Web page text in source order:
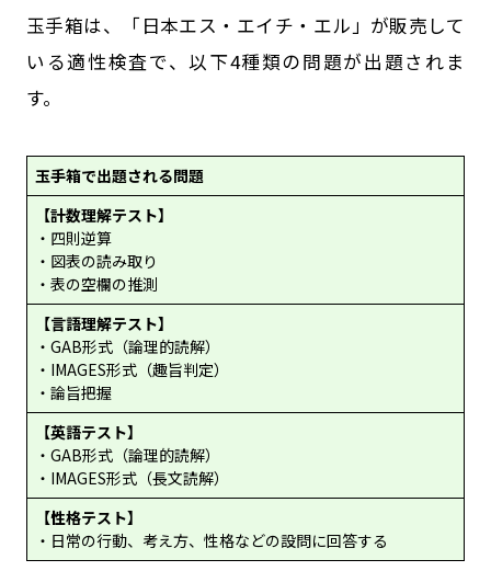
玉手箱は、「日本エス・エイチ・エル」が販売して
いる適性検査で、以下4種類の問題が出題されま
す。
玉手箱で出題される問題
【計数理解テスト】
・四則逆算
・図表の読み取り
・表の空欄の推測
【言語理解テスト】
・GAB形式（論理的読解）
・IMAGES形式（趣旨判定）
・論旨把握
【英語テスト】
・GAB形式（論理的読解）
・IMAGES形式（長文読解）
【性格テスト】
・日常の行動、考え方、性格などの設問に回答する